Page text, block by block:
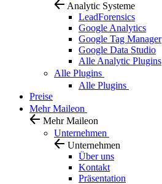
Analytic Systeme
LeadForensics
Google Analytics
Google Tag Manager
Google Data Studio
Alle Analytic Plugins
Alle Plugins
Alle Plugins
Preise
Mehr Maileon
Mehr Maileon
Unternehmen
Unternehmen
Über uns
Kontakt
Präsentation